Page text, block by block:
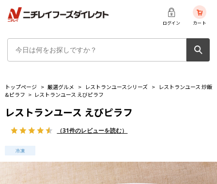
ログイン カート
トップページ > 厳選グルメ > レストランユースシリーズ >
レストランユース 炒飯
&ピラフ > レストランユース えびピラフ
レストランユース えびピラフ
（31件のレビューを読む）